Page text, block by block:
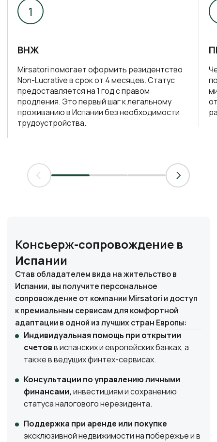
ВНЖ
Mirsatori помогает оформить резидентство
Non-Lucrative в срок от 4 месяцев. Статус
предоставляется на 1 год с правом
продления. Это первый шаг к легальному
проживанию в Испании без необходимости
трудоустройства.
Консьерж-сопровождение в
Испании
Став обладателем вида на жительство в
Испании, вы получите персональное
сопровождение от компании Mirsatori и доступ
к премиальным сервисам для комфортной
адаптации в одной из лучших стран Европы:
Индивидуальная помощь при открытии
счетовв испанских и европейских банках, а
также в ведущих финтех-сервисах.
Консультации по управлению личными
финансами, инвестициям и сохранению
статуса налогового нерезидента.
Поддержка при аренде или покупке
эксклюзивной недвижимости на побережье и в